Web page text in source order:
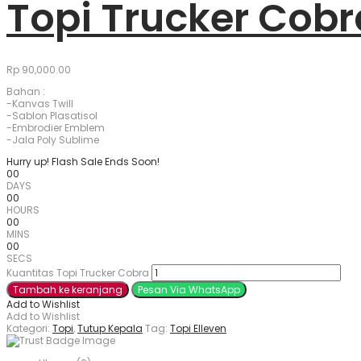
Topi Trucker
Rp 90,000.00
Bahan :
-Kanvas Twill
-Sablon Plasatisol
-Embrodier Emblem
-Jala Poly Sublime
Hurry up! Flash Sale Ends Soon!
00
DAYS
00
HOURS
00
MINS
00
SECS
Kuantitas Topi Trucker Cobra
Tambah ke keranjang
Pesan Via WhatsApp
Add to Wishlist
Add to Wishlist
Kategori: Topi,Tutup Kepala Tag: Topi Elleven